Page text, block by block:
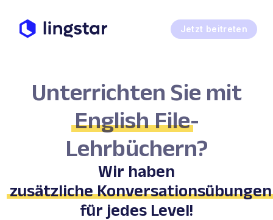
Jetzt beitreten
Unterrichten Sie mit
English File-
Lehrbüchern?
Wir haben
zusätzliche Konversationsübungen
für jedes Level!